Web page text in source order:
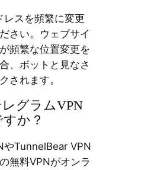
レスを頻繁に変更
さい。ウェブサイ
頻繁な位置変更を
、ボットと見なさ
されます。
グラムVPN
か？
やTunnelBear VPN
無料VPNがオンラ